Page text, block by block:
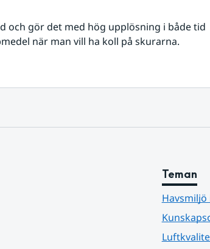
och gör det med hög upplösning i både tid
när man vill ha koll på skurarna.
Teman